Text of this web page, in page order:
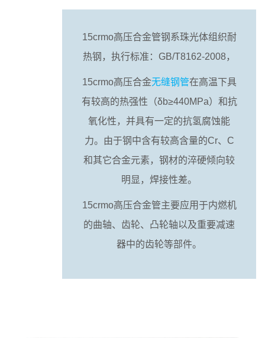
15crmo高压合金管钢系珠光体组织耐
热钢，执行标准：GB/T8162-2008，
15crmo高压合金无缝钢管在高温下具
有较高的热强性（δb≥440MPa）和抗
氧化性，并具有一定的抗氢腐蚀能
力。由于钢中含有较高含量的Cr、C
和其它合金元素，钢材的淬硬倾向较
明显，焊接性差。
15crmo高压合金管主要应用于内燃机
的曲轴、齿轮、凸轮轴以及重要减速
器中的齿轮等部件。